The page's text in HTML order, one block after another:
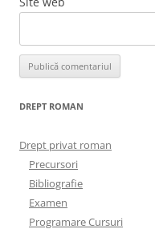
DREPT ROMAN
Drept privat roman
Precursori
Bibliografie
Examen
Programare Cursuri